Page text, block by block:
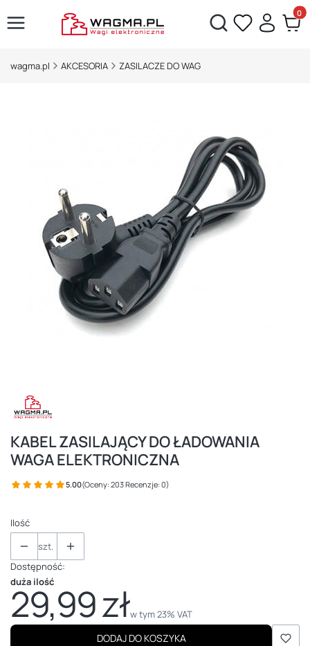
Otwórz wyszukiwarkę
wagma.pl AKCESORIA ZASILACZE DO WAG
KABEL ZASILAJĄCY DO ŁADOWANIA
WAGA ELEKTRONICZNA
5.00(Oceny: 203 Recenzje: 0)
Ilość
szt.
Dostępność:
duża ilość
Cena
29,99 złw tym 23% VAT
w tym23% VAT
DODAJ DO KOSZYKA